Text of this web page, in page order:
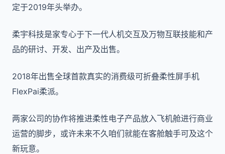
定于2019年头举办。
柔宇科技是家专心于下一代人机交互及万物互联技能和产
品的研讨、开发、出产及出售。
2018年出售全球首款真实的消费级可折叠柔性屏手机
FlexPai柔派。
两家公司的协作将推进柔性电子产品放入飞机舱进行商业
运营的脚步，或许未来不久咱们就能在客舱触手可及这个
新玩意。